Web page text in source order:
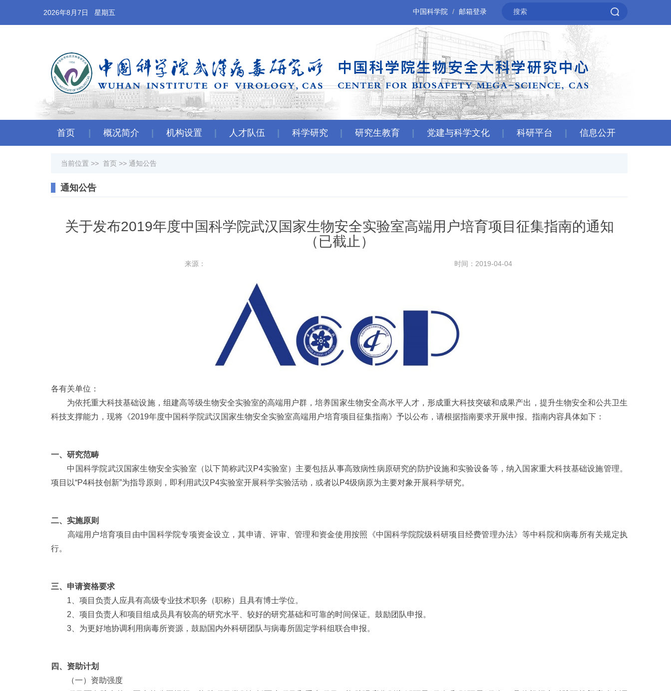
2026年8月7日 星期五 中国科学院 邮箱登录
首页 概况简介 机构设置 人才队伍 科学研究 研究生教育 党建与科学文化 科研平台 信息公开
当前位置 >> 首页 >> 通知公告
通知公告
关于发布2019年度中国科学院武汉国家生物安全实验室高端用户培育项目征集指南的通知
（已截止）
来源： 时间：2019-04-04
各有关单位：
为依托重大科技基础设施，组建高等级生物安全实验室的高端用户群，培养国家生物安全高水平人才，形成重大科技突破和成果产出，提升生物安全和公共卫生
科技支撑能力，现将《2019年度中国科学院武汉国家生物安全实验室高端用户培育项目征集指南》予以公布，请根据指南要求开展申报。指南内容具体如下：
一、研究范畴
中国科学院武汉国家生物安全实验室（以下简称武汉P4实验室）主要包括从事高致病性病原研究的防护设施和实验设备等，纳入国家重大科技基础设施管理。
项目以“P4科技创新”为指导原则，即利用武汉P4实验室开展科学实验活动，或者以P4级病原为主要对象开展科学研究。
二、实施原则
高端用户培育项目由中国科学院专项资金设立，其申请、评审、管理和资金使用按照《中国科学院院级科研项目经费管理办法》等中科院和病毒所有关规定执
行。
三、申请资格要求
1、项目负责人应具有高级专业技术职务（职称）且具有博士学位。
2、项目负责人和项目组成员具有较高的研究水平、较好的研究基础和可靠的时间保证。鼓励团队申报。
3、为更好地协调利用病毒所资源，鼓励国内外科研团队与病毒所固定学科组联合申报。
四、资助计划
（一）资助强度